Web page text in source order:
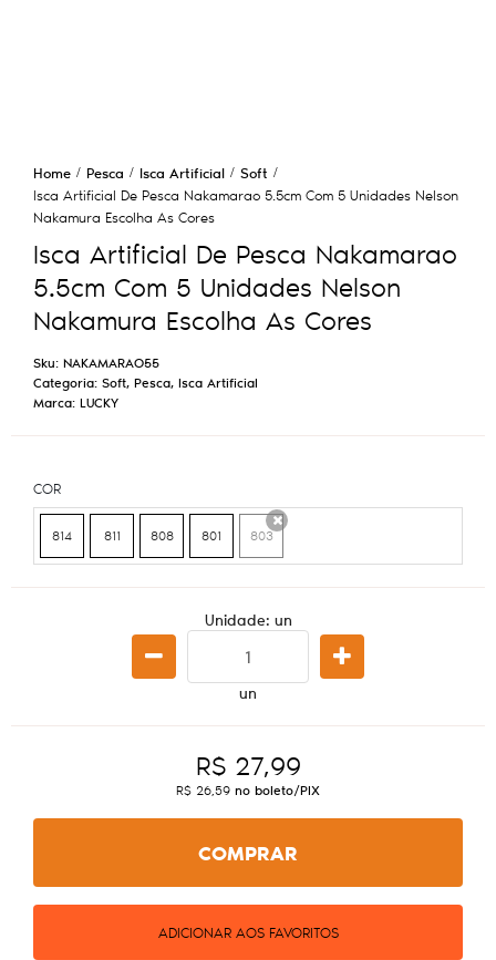
Home Pesca Isca Artificial
Soft
Isca Artificial De Pesca Nakamarao 5.5cm Com 5 Unidades Nelson
Nakamura Escolha As Cores
Isca Artificial De Pesca Nakamarao
5.5cm Com 5 Unidades Nelson
Nakamura Escolha As Cores
Sku: NAKAMARAO55
Categoria: Soft, Pesca, Isca Artificial
Marca: LUCKY
COR
814 811 808 801 803
x
Unidade: un
un
R$ 27,99
R$ 26,59 no boleto/PIX
COMPRAR
ADICIONAR AOS FAVORITOS